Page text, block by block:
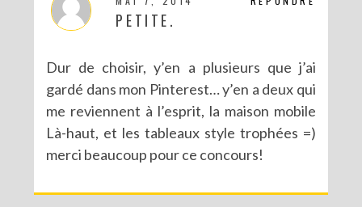
PETITE.
Dur de choisir, y’en a plusieurs que j’ai
gardé dans mon Pinterest… y’en a deux qui
me reviennent à l’esprit, la maison mobile
Là-haut, et les tableaux style trophées =)
merci beaucoup pour ce concours!